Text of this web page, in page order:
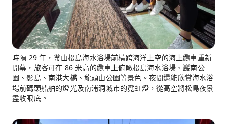
時隔 29 年，釜山松島海水浴場前橫跨海洋上空的海上纜車重新
開幕，旅客可在 86 米高的纜車上俯瞰松島海水浴場、巖南公
園、影島、南港大橋、龍頭山公園等景色。夜間還能欣賞海水浴
場前碼頭船舶的燈光及南浦洞城市的霓虹燈，從高空將松島夜景
盡收眼底。